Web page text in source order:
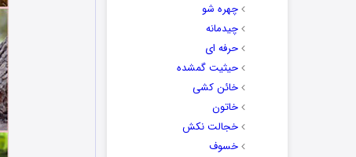
چهره شو
چیدمانه
حرفه ای
حیثیت گمشده
خائن کشی
خاتون
خجالت نکش
خسوف